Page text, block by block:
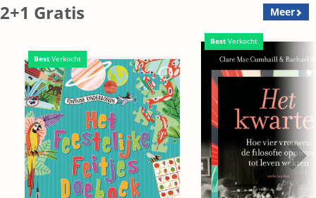
2+1 Gratis Meer
Best Verkocht
Best Verkocht